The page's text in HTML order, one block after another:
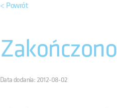
< Powrót
Data dodania: 2012-08-02